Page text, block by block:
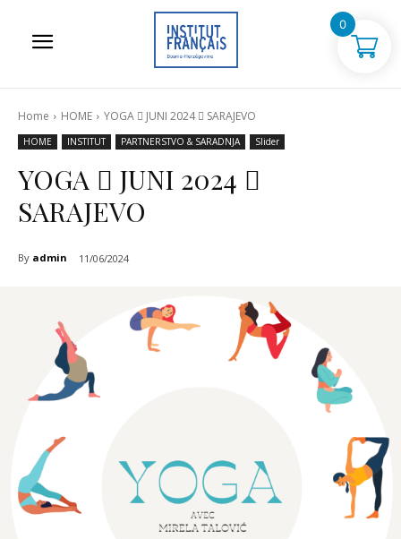
Home HOME YOGA ⃒ JUNI 2024 ⃒ SARAJEVO
HOME INSTITUT PARTNERSTVO & SARADNJA Slider
YOGA ⃒ JUNI 2024 ⃒
SARAJEVO
By admin 11/06/2024
0